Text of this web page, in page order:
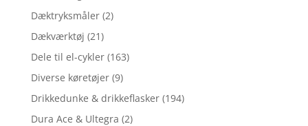
Dæktryksmåler (2)
Dækværktøj (21)
Dele til el-cykler (163)
Diverse køretøjer (9)
Drikkedunke & drikkeflasker (194)
Dura Ace & Ultegra (2)